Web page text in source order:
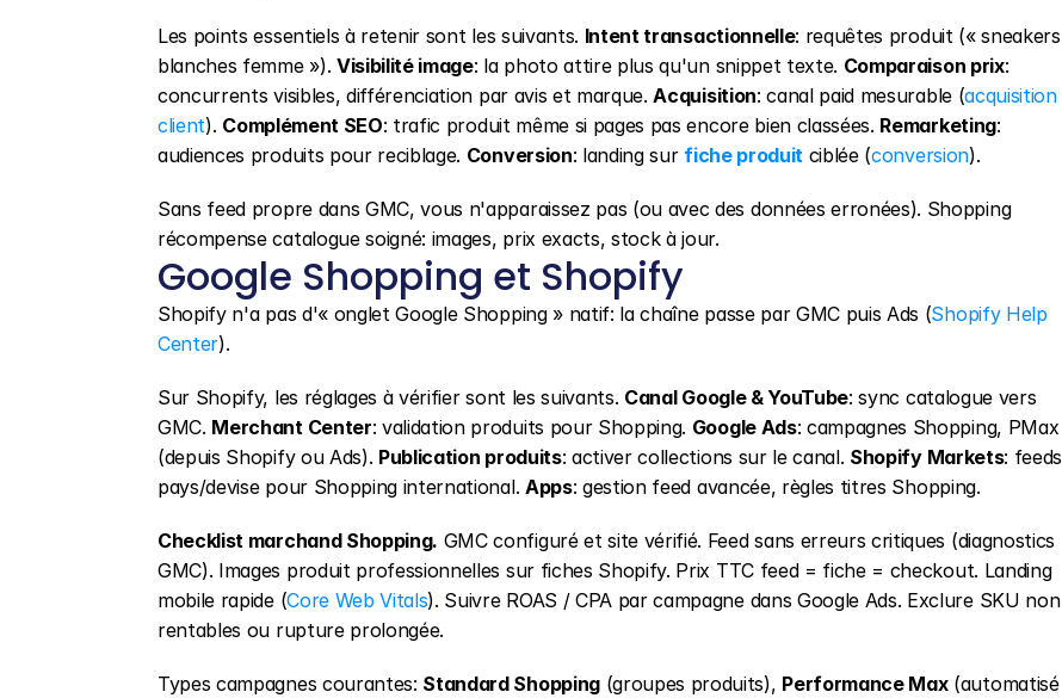
Les points essentiels à retenir sont les suivants. Intent transactionnelle: requêtes produit (« sneakers
blanches femme »). Visibilité image: la photo attire plus qu'un snippet texte. Comparaison prix:
concurrents visibles, différenciation par avis et marque. Acquisition: canal paid mesurable (acquisition
client). Complément SEO: trafic produit même si pages pas encore bien classées. Remarketing:
audiences produits pour reciblage. Conversion: landing sur fiche produit ciblée (conversion).
Sans feed propre dans GMC, vous n'apparaissez pas (ou avec des données erronées). Shopping
récompense catalogue soigné: images, prix exacts, stock à jour.
Google Shopping et Shopify
Shopify n'a pas d'« onglet Google Shopping » natif: la chaîne passe par GMC puis Ads (Shopify Help
Center).
Sur Shopify, les réglages à vérifier sont les suivants. Canal Google & YouTube: sync catalogue vers
GMC. Merchant Center: validation produits pour Shopping. Google Ads: campagnes Shopping, PMax
(depuis Shopify ou Ads). Publication produits: activer collections sur le canal. Shopify Markets: feeds
pays/devise pour Shopping international. Apps: gestion feed avancée, règles titres Shopping.
Checklist marchand Shopping. GMC configuré et site vérifié. Feed sans erreurs critiques (diagnostics
GMC). Images produit professionnelles sur fiches Shopify. Prix TTC feed = fiche = checkout. Landing
mobile rapide (Core Web Vitals). Suivre ROAS / CPA par campagne dans Google Ads. Exclure SKU non
rentables ou rupture prolongée.
Types campagnes courantes: Standard Shopping (groupes produits), Performance Max (automatisé